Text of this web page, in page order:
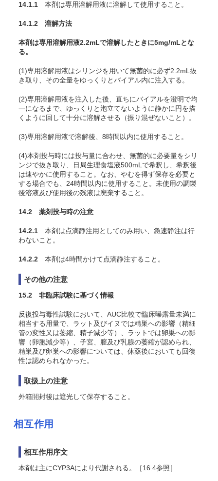
14.1.1 本剤は専用溶解用液に溶解して使用すること。
14.1.2 溶解方法
本剤は専用溶解用液2.2mLで溶解したときに5mg/mLとな
る。
(1)専用溶解用液はシリンジを用いて無菌的に必ず2.2mL抜
き取り、その全量をゆっくりとバイアル内に注入する。
(2)専用溶解用液を注入した後、直ちにバイアルを澄明で均
一になるまで、ゆっくりと泡立てないように静かに円を描
くように回して十分に溶解させる（振り混ぜないこと）。
(3)専用溶解用液で溶解後、8時間以内に使用すること。
(4)本剤投与時には投与量に合わせ、無菌的に必要量をシリ
ンジで抜き取り、日局生理食塩液500mLで希釈し、希釈後
は速やかに使用すること。なお、やむを得ず保存を必要と
する場合でも、24時間以内に使用すること。未使用の調製
後溶液及び使用後の残液は廃棄すること。
14.2 薬剤投与時の注意
14.2.1 本剤は点滴静注用としてのみ用い、急速静注は行
わないこと。
14.2.2 本剤は4時間かけて点滴静注すること。
その他の注意
15.2 非臨床試験に基づく情報
反復投与毒性試験において、AUC比較で臨床曝露量未満に
相当する用量で、ラット及びイヌでは精巣への影響（精細
管の変性又は萎縮、精子減少等）、ラットでは卵巣への影
響（卵胞減少等）、子宮、膣及び乳腺の萎縮が認められ、
精巣及び卵巣への影響については、休薬後においても回復
性は認められなかった。
取扱上の注意
外箱開封後は遮光して保存すること。
相互作用
相互作用序文
本剤は主にCYP3Aにより代謝される。［16.4参照］